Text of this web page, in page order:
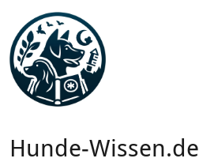
content
Hunde-Wissen.de